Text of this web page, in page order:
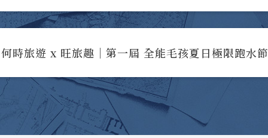
時旅遊 x 旺旅趣｜第一屆 全能毛孩夏日極限跑水節